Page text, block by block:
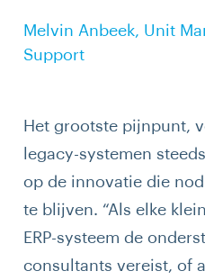
Melvin Anbeek, Unit
Support
Het grootste pijnpunt,
legacy-systemen
op de innovatie die
te blijven. “Als elke
ERP-systeem de
consultants vereist, of